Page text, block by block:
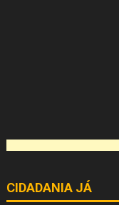
CIDADANIA JÁ